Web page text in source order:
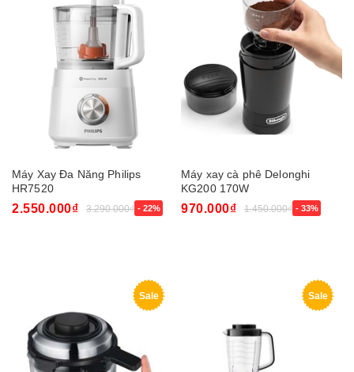
Máy Xay Đa Năng Philips
HR7520
2.550.000₫ 3.290.000₫ - 22%
Máy xay cà phê Delonghi
KG200 170W
970.000₫ 1.450.000₫ - 33%
Sale Sale